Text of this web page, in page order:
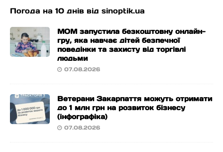
Погода на 10 днів від sinoptik.ua
МОМ запустила безкоштовну онлайн-
гру, яка навчає дітей безпечної
поведінки та захисту від торгівлі
людьми
07.08.2026
Ветерани Закарпаття можуть отримати
до 1 млн грн на розвиток бізнесу
(інфографіка)
07.08.2026